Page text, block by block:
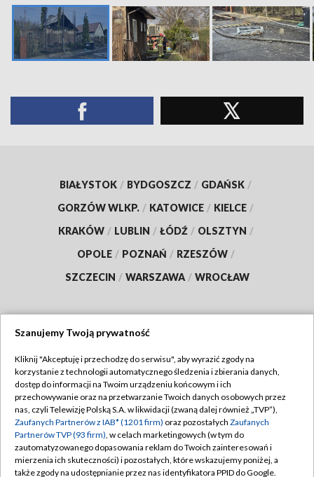
BIAŁYSTOK / BYDGOSZCZ / GDAŃSK /
GORZÓW WLKP. / KATOWICE / KIELCE /
KRAKÓW / LUBLIN / ŁÓDŹ / OLSZTYN /
OPOLE / POZNAŃ / RZESZÓW /
SZCZECIN / WARSZAWA / WROCŁAW
TVP
Abonament TVP
Emisja w TVP
Centrum informacji TVP
Naziemna Telewizja Cyfrowa
Regulamin TVP
Polityka prywatności
Moje zgody
Pomoc
Szanujemy Twoją prywatność
Kliknij "Akceptuję i przechodzę do serwisu", aby wyrazić zgody na
korzystanie z technologii automatycznego śledzenia i zbierania danych,
dostęp do informacji na Twoim urządzeniu końcowym i ich
przechowywanie oraz na przetwarzanie Twoich danych osobowych przez
nas, czyli Telewizję Polską S.A. w likwidacji (zwaną dalej również „TVP”),
Zaufanych Partnerów z IAB* (1201 firm) oraz pozostałych Zaufanych
Partnerów TVP (93 firm), w celach marketingowych (w tym do
zautomatyzowanego dopasowania reklam do Twoich zainteresowań i
mierzenia ich skuteczności) i pozostałych, które wskazujemy poniżej, a
także zgody na udostępnianie przez nas identyfikatora PPID do Google.